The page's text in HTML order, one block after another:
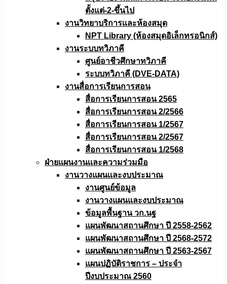
ตั้งแต่-2-ขึ้นไป
งานวิทยาบริการเเละห้องสมุด
NPT Library (ห้องสมุดอิเล็กทรอนิกส์)
งานระบบทวิภาคี
ศูนย์อาชีวศึกษาทวิภาคี
ระบบทวิภาคี (DVE-DATA)
งานสื่อการเรียนการสอน
สื่อการเรียนการสอน 2565
สื่อการเรียนการสอน 2/2566
สื่อการเรียนการสอน 1/2567
สื่อการเรียนการสอน 2/2567
สื่อการเรียนการสอน 1/2568
ฝ่ายแผนงานเเละความร่วมมือ
งานวางแผนเเละงบประมาณ
งานศูนย์ข้อมูล
งานวางแผนและงบประมาณ
ข้อมูลพื้นฐาน วก.นฐ
แผนพัฒนาสถานศึกษา ปี 2558-2562
แผนพัฒนาสถานศึกษา ปี 2568-2572
แผนพัฒนาสถานศึกษา ปี 2563-2567
แผนปฏิบัติราชการ – ประจำ
ปีงบประมาณ 2560